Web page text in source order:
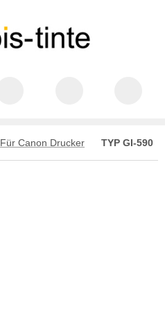
Für Canon Drucker TYP GI-590